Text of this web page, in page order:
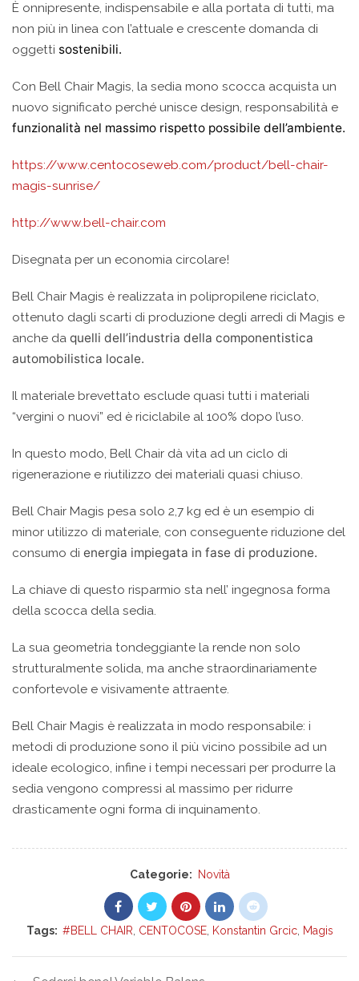
È onnipresente, indispensabile e alla portata di tutti, ma
non più in linea con l’attuale e crescente domanda di
oggetti sostenibili.
Con Bell Chair Magis, la sedia mono scocca acquista un
nuovo significato perché unisce design, responsabilità e
funzionalità nel massimo rispetto possibile dell’ambiente.
https://www.centocoseweb.com/product/bell-chair-
magis-sunrise/
http://www.bell-chair.com
Disegnata per un economia circolare!
Bell Chair Magis è realizzata in polipropilene riciclato,
ottenuto dagli scarti di produzione degli arredi di Magis e
anche da quelli dell’industria della componentistica
automobilistica locale.
Il materiale brevettato esclude quasi tutti i materiali
“vergini o nuovi” ed è riciclabile al 100% dopo l’uso.
In questo modo, Bell Chair dà vita ad un ciclo di
rigenerazione e riutilizzo dei materiali quasi chiuso.
Bell Chair Magis pesa solo 2,7 kg ed è un esempio di
minor utilizzo di materiale, con conseguente riduzione del
consumo di energia impiegata in fase di produzione.
La chiave di questo risparmio sta nell’ ingegnosa forma
della scocca della sedia.
La sua geometria tondeggiante la rende non solo
strutturalmente solida, ma anche straordinariamente
confortevole e visivamente attraente.
Bell Chair Magis è realizzata in modo responsabile: i
metodi di produzione sono il più vicino possibile ad un
ideale ecologico, infine i tempi necessari per produrre la
sedia vengono compressi al massimo per ridurre
drasticamente ogni forma di inquinamento.
Categorie: Novità
Tags: #BELL CHAIR CENTOCOSE, Konstantin Grcic, Magis